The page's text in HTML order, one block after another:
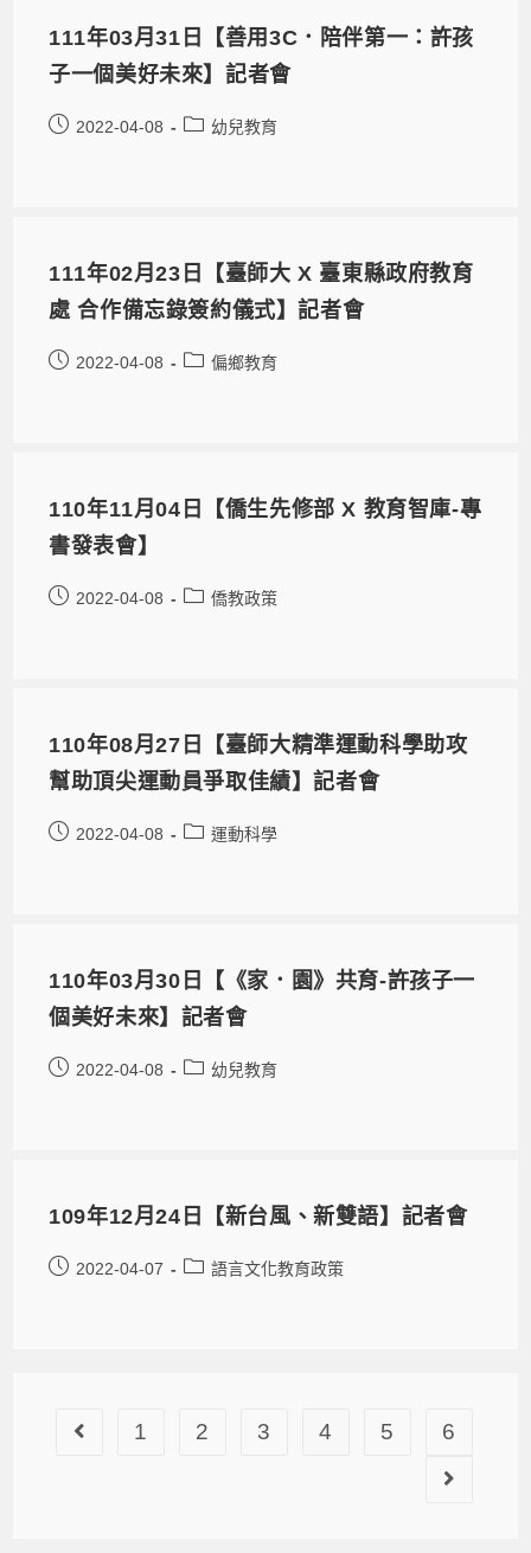
111年03月31日【善用3C．陪伴第一：許孩
子一個美好未來】記者會
2022-04-08 幼兒教育
111年02月23日【臺師大 X 臺東縣政府教育
處 合作備忘錄簽約儀式】記者會
2022-04-08 偏鄉教育
110年11月04日【僑生先修部 X 教育智庫-專
書發表會】
2022-04-08 僑教政策
110年08月27日【臺師大精準運動科學助攻
幫助頂尖運動員爭取佳績】記者會
2022-04-08 運動科學
110年03月30日【《家．園》共育-許孩子一
個美好未來】記者會
2022-04-08 幼兒教育
109年12月24日【新台風、新雙語】記者會
2022-04-07 語言文化教育政策
1 2 3 4 5 6